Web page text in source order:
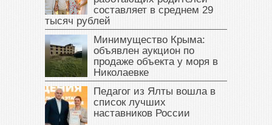
составляет в среднем 29
тысяч рублей
Минимущество Крыма:
объявлен аукцион по
продаже объекта у моря в
Николаевке
Педагог из Ялты вошла в
список лучших
наставников России